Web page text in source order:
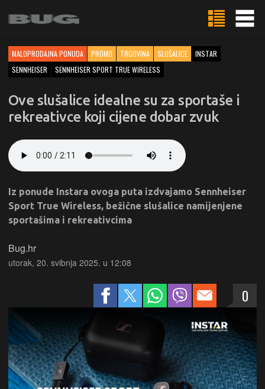
MALOPRODAJNA PONUDA PROMO TRGOVINA SLUŠALICE
INSTAR
SENNHEISER
SENNHEISER SPORT TRUE WIRELESS
Ove slušalice idealne su za sportaše i
rekreativce koji cijene dobar zvuk
Iz ponude Instara ovoga puta izdvajamo Sennheiser
Sport True Wireless, bežične slušalice namijenjene
sportašima i rekreativcima
Bug.hr
utorak, 20. svibnja 2025. u 12:08
0